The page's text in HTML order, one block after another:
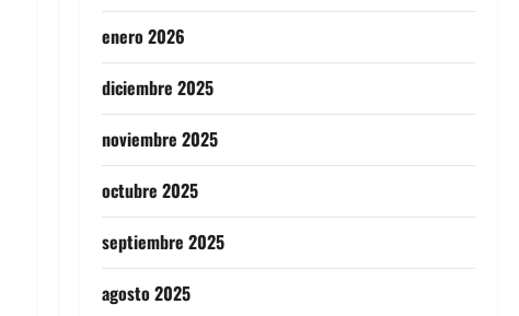
enero 2026
diciembre 2025
noviembre 2025
octubre 2025
septiembre 2025
agosto 2025